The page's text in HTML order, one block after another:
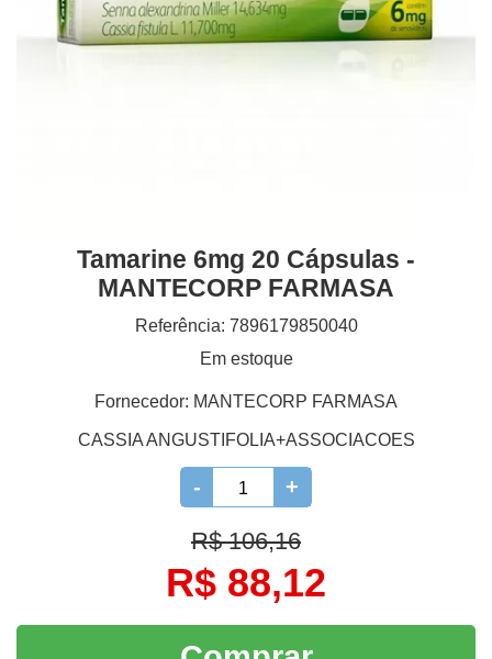
Tamarine 6mg 20 Cápsulas -
MANTECORP FARMASA
Referência: 7896179850040
Em estoque
Fornecedor: MANTECORP FARMASA
CASSIA ANGUSTIFOLIA+ASSOCIACOES
- +
R$ 106,16
R$ 88,12